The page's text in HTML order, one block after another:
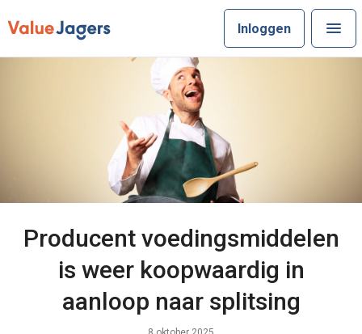
Inloggen
Producent voedingsmiddelen
is weer koopwaardig in
aanloop naar splitsing